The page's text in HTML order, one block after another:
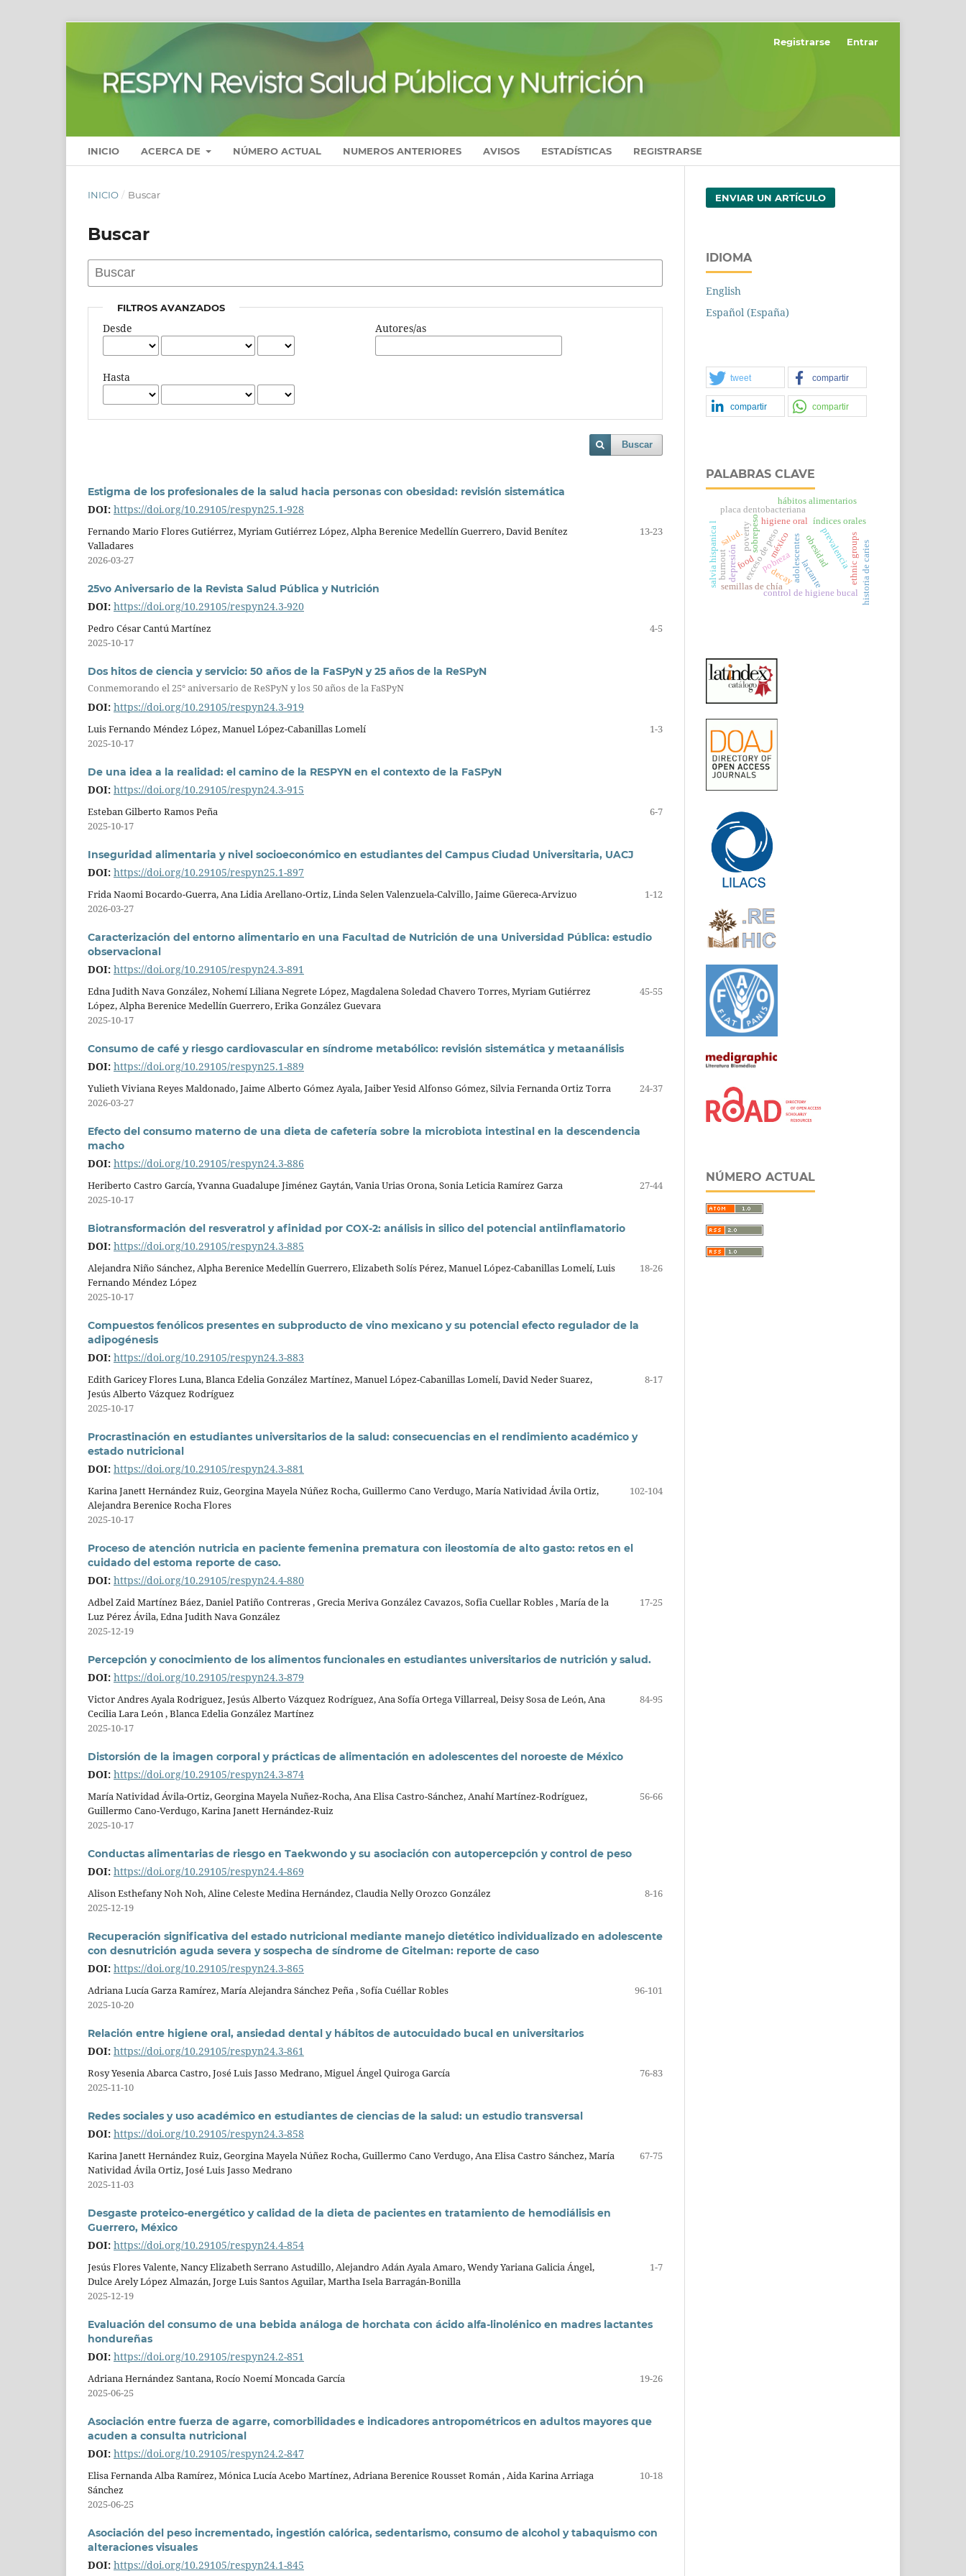
INICIO ACERCA DE NÚMERO ACTUAL NUMEROS ANTERIORES AVISOS ESTADÍSTICAS REGISTRARSE
Registrarse Entrar
INICIO / Buscar
Buscar
FILTROS AVANZADOS
Desde
Hasta
Autores/as
Buscar
Estigma de los profesionales de la salud hacia personas con obesidad: revisión sistemática
DOI: https://doi.org/10.29105/respyn25.1-928
Fernando Mario Flores Gutiérrez, Myriam Gutiérrez López, Alpha Berenice Medellín Guerrero, David Benítez
Valladares
13-23
2026-03-27
25vo Aniversario de la Revista Salud Pública y Nutrición
DOI: https://doi.org/10.29105/respyn24.3-920
Pedro César Cantú Martínez
4-5
2025-10-17
Dos hitos de ciencia y servicio: 50 años de la FaSPyN y 25 años de la ReSPyN
Conmemorando el 25° aniversario de ReSPyN y los 50 años de la FaSPyN
DOI: https://doi.org/10.29105/respyn24.3-919
Luis Fernando Méndez López, Manuel López-Cabanillas Lomelí
1-3
2025-10-17
De una idea a la realidad: el camino de la RESPYN en el contexto de la FaSPyN
DOI: https://doi.org/10.29105/respyn24.3-915
Esteban Gilberto Ramos Peña
6-7
2025-10-17
Inseguridad alimentaria y nivel socioeconómico en estudiantes del Campus Ciudad Universitaria, UACJ
DOI: https://doi.org/10.29105/respyn25.1-897
Frida Naomi Bocardo-Guerra, Ana Lidia Arellano-Ortiz, Linda Selen Valenzuela-Calvillo, Jaime Güereca-Arvizuo
1-12
2026-03-27
Caracterización del entorno alimentario en una Facultad de Nutrición de una Universidad Pública: estudio
observacional
DOI: https://doi.org/10.29105/respyn24.3-891
Edna Judith Nava González, Nohemí Liliana Negrete López, Magdalena Soledad Chavero Torres, Myriam Gutiérrez
López, Alpha Berenice Medellín Guerrero, Erika González Guevara
45-55
2025-10-17
Consumo de café y riesgo cardiovascular en síndrome metabólico: revisión sistemática y metaanálisis
DOI: https://doi.org/10.29105/respyn25.1-889
Yulieth Viviana Reyes Maldonado, Jaime Alberto Gómez Ayala, Jaiber Yesid Alfonso Gómez, Silvia Fernanda Ortiz Torra
24-37
2026-03-27
Efecto del consumo materno de una dieta de cafetería sobre la microbiota intestinal en la descendencia
macho
DOI: https://doi.org/10.29105/respyn24.3-886
Heriberto Castro García, Yvanna Guadalupe Jiménez Gaytán, Vania Urias Orona, Sonia Leticia Ramírez Garza
27-44
2025-10-17
Biotransformación del resveratrol y afinidad por COX-2: análisis in silico del potencial antiinflamatorio
DOI: https://doi.org/10.29105/respyn24.3-885
Alejandra Niño Sánchez, Alpha Berenice Medellín Guerrero, Elizabeth Solís Pérez, Manuel López-Cabanillas Lomelí, Luis
Fernando Méndez López
18-26
2025-10-17
Compuestos fenólicos presentes en subproducto de vino mexicano y su potencial efecto regulador de la
adipogénesis
DOI: https://doi.org/10.29105/respyn24.3-883
Edith Garicey Flores Luna, Blanca Edelia González Martínez, Manuel López-Cabanillas Lomelí, David Neder Suarez,
Jesús Alberto Vázquez Rodríguez
8-17
2025-10-17
Procrastinación en estudiantes universitarios de la salud: consecuencias en el rendimiento académico y
estado nutricional
DOI: https://doi.org/10.29105/respyn24.3-881
Karina Janett Hernández Ruiz, Georgina Mayela Núñez Rocha, Guillermo Cano Verdugo, María Natividad Ávila Ortiz,
Alejandra Berenice Rocha Flores
102-104
2025-10-17
Proceso de atención nutricia en paciente femenina prematura con ileostomía de alto gasto: retos en el
cuidado del estoma reporte de caso.
DOI: https://doi.org/10.29105/respyn24.4-880
Adbel Zaid Martínez Báez, Daniel Patiño Contreras , Grecia Meriva González Cavazos, Sofia Cuellar Robles , María de la
Luz Pérez Ávila, Edna Judith Nava González
17-25
2025-12-19
Percepción y conocimiento de los alimentos funcionales en estudiantes universitarios de nutrición y salud.
DOI: https://doi.org/10.29105/respyn24.3-879
Victor Andres Ayala Rodriguez, Jesús Alberto Vázquez Rodríguez, Ana Sofía Ortega Villarreal, Deisy Sosa de León, Ana
Cecilia Lara León , Blanca Edelia González Martínez
84-95
2025-10-17
Distorsión de la imagen corporal y prácticas de alimentación en adolescentes del noroeste de México
DOI: https://doi.org/10.29105/respyn24.3-874
María Natividad Ávila-Ortiz, Georgina Mayela Nuñez-Rocha, Ana Elisa Castro-Sánchez, Anahí Martínez-Rodríguez,
Guillermo Cano-Verdugo, Karina Janett Hernández-Ruiz
56-66
2025-10-17
Conductas alimentarias de riesgo en Taekwondo y su asociación con autopercepción y control de peso
DOI: https://doi.org/10.29105/respyn24.4-869
Alison Esthefany Noh Noh, Aline Celeste Medina Hernández, Claudia Nelly Orozco González
8-16
2025-12-19
Recuperación significativa del estado nutricional mediante manejo dietético individualizado en adolescente
con desnutrición aguda severa y sospecha de síndrome de Gitelman: reporte de caso
DOI: https://doi.org/10.29105/respyn24.3-865
Adriana Lucía Garza Ramírez, María Alejandra Sánchez Peña , Sofía Cuéllar Robles
96-101
2025-10-20
Relación entre higiene oral, ansiedad dental y hábitos de autocuidado bucal en universitarios
DOI: https://doi.org/10.29105/respyn24.3-861
Rosy Yesenia Abarca Castro, José Luis Jasso Medrano, Miguel Ángel Quiroga García
76-83
2025-11-10
Redes sociales y uso académico en estudiantes de ciencias de la salud: un estudio transversal
DOI: https://doi.org/10.29105/respyn24.3-858
Karina Janett Hernández Ruiz, Georgina Mayela Núñez Rocha, Guillermo Cano Verdugo, Ana Elisa Castro Sánchez, María
Natividad Ávila Ortiz, José Luis Jasso Medrano
67-75
2025-11-03
Desgaste proteico-energético y calidad de la dieta de pacientes en tratamiento de hemodiálisis en
Guerrero, México
DOI: https://doi.org/10.29105/respyn24.4-854
Jesús Flores Valente, Nancy Elizabeth Serrano Astudillo, Alejandro Adán Ayala Amaro, Wendy Yariana Galicia Ángel,
Dulce Arely López Almazán, Jorge Luis Santos Aguilar, Martha Isela Barragán-Bonilla
1-7
2025-12-19
Evaluación del consumo de una bebida análoga de horchata con ácido alfa-linolénico en madres lactantes
hondureñas
DOI: https://doi.org/10.29105/respyn24.2-851
Adriana Hernández Santana, Rocío Noemí Moncada García
19-26
2025-06-25
Asociación entre fuerza de agarre, comorbilidades e indicadores antropométricos en adultos mayores que
acuden a consulta nutricional
DOI: https://doi.org/10.29105/respyn24.2-847
Elisa Fernanda Alba Ramírez, Mónica Lucía Acebo Martínez, Adriana Berenice Rousset Román , Aida Karina Arriaga
Sánchez
10-18
2025-06-25
Asociación del peso incrementado, ingestión calórica, sedentarismo, consumo de alcohol y tabaquismo con
alteraciones visuales
DOI: https://doi.org/10.29105/respyn24.1-845
ENVIAR UN ARTÍCULO
IDIOMA
English
Español (España)
tweet compartir
compartir compartir
PALABRAS CLAVE
lactante
prevalencia
exceso de peso
sobrepeso obesidad
placa dentobacteriana
control de higiene bucal
adolescentes
higiene oral
historia de caries
índices orales
hábitos alimentarios
decay
semillas de chía
salvia hispanica l depresión pobreza
méxico
food
poverty
salud. ethnic groups
burnout
NÚMERO ACTUAL